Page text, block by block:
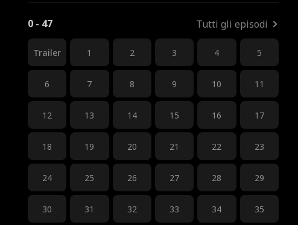
0 - 47 Tutti gli episodi
Trailer 1 2 3 4 5
6 7 8 9 10 11
12 13 14 15 16 17
18 19 20 21 22 23
24 25 26 27 28 29
30 31 32 33 34 35